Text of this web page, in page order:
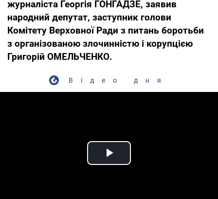
журналіста Георгія ГОНГАДЗЕ, заявив
народний депутат, заступник голови
Комітету Верховної Ради з питань боротьби
з організованою злочинністю і корупцією
Григорій ОМЕЛЬЧЕНКО.
Відео дня
Play Video